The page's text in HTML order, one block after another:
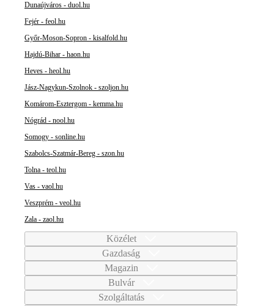
Dunaújváros - duol.hu
Fejér - feol.hu
Győr-Moson-Sopron - kisalfold.hu
Hajdú-Bihar - haon.hu
Heves - heol.hu
Jász-Nagykun-Szolnok - szoljon.hu
Komárom-Esztergom - kemma.hu
Nógrád - nool.hu
Somogy - sonline.hu
Szabolcs-Szatmár-Bereg - szon.hu
Tolna - teol.hu
Vas - vaol.hu
Veszprém - veol.hu
Zala - zaol.hu
Közélet
Gazdaság
Magazin
Bulvár
Szolgáltatás